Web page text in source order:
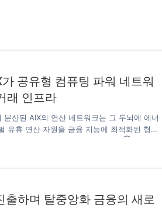
고 가볍게 만들 수 있느냐의 경쟁인데, 기존
하는 동시에 가로 2.0m·세로 3.8m에서 가로
공유형 컴퓨팅 파워 네트워
래 인프라
분산된 AIX의 연산 네트워크는 그 두뇌에 에너
유휴 연산 자원을 금융 지능에 최적화된 형태
분산 연산 인프라를 구축했습니다. ① 금융 기
부터 고성능 서버까지 다양한 연산 자원이
하며 탈중앙화 금융의 새로